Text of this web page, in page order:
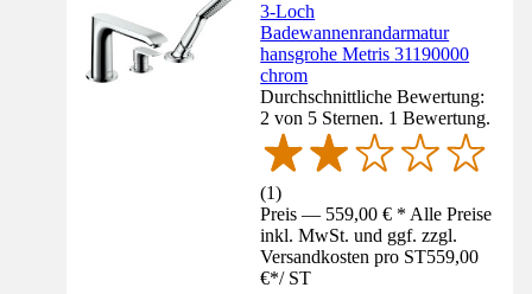
3-Loch
Badewannenrandarmatur
hansgrohe Metris 31190000
chrom
Durchschnittliche Bewertung:
2 von 5 Sternen. 1 Bewertung.
(1)
Preis — 559,00 € * Alle Preise
inkl. MwSt. und ggf. zzgl.
Versandkosten pro ST559,00
€*/ ST